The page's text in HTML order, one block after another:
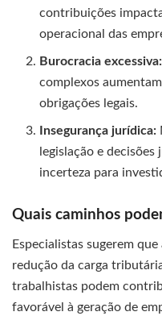
contribuições
operacional das
Burocracia excessiva:
complexos
obrigações legais.
Insegurança jurídica:
legislação e
incerteza para
Quais caminhos
Especialistas sugerem
redução da carga
trabalhistas podem
favorável à geração de